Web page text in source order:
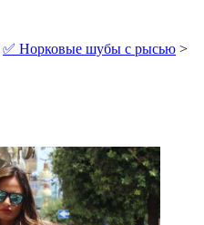
✅ Норковые шубы с рысью >